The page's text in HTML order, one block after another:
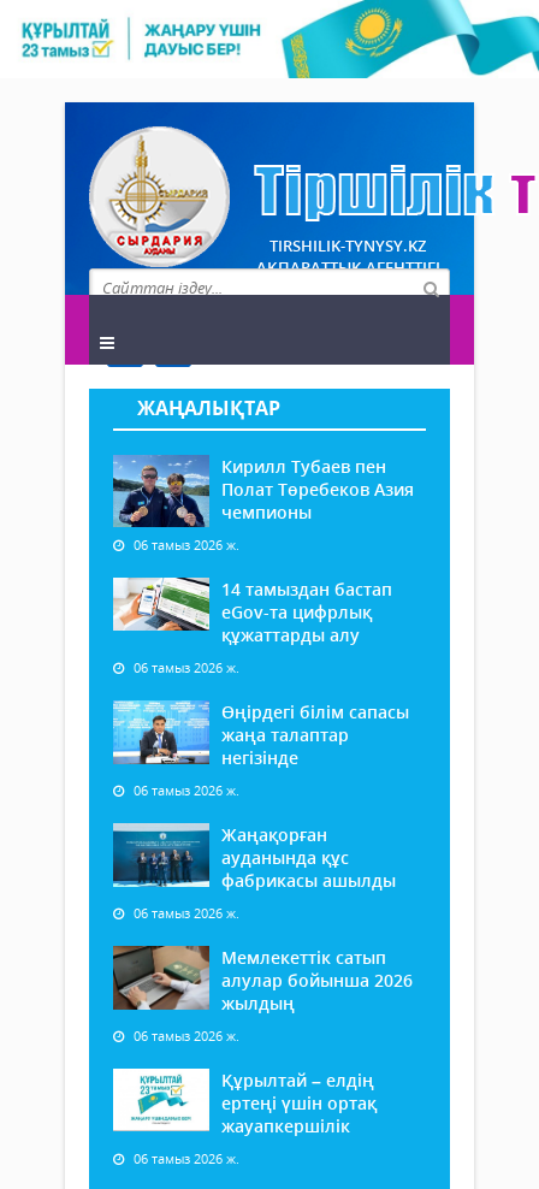
TIRSHILIK-TYNYSY.KZ
АҚПАРАТТЫҚ АГЕНТТІГІ
ЖАҢАЛЫҚТАР
Кирилл Тубаев пен
Полат Төребеков Азия
чемпионы
06 тамыз 2026 ж.
14 тамыздан бастап
еGov-та цифрлық
құжаттарды алу
06 тамыз 2026 ж.
Өңірдегі білім сапасы
жаңа талаптар
негізінде
06 тамыз 2026 ж.
Жаңақорған
ауданында құс
фабрикасы ашылды
06 тамыз 2026 ж.
Мемлекеттік сатып
алулар бойынша 2026
жылдың
06 тамыз 2026 ж.
Құрылтай – елдің
ертеңі үшін ортақ
жауапкершілік
06 тамыз 2026 ж.